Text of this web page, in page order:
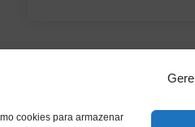
cookies para armazenar